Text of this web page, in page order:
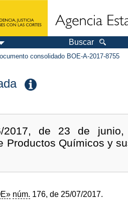
Buscar
consolidado BOE-A-2017-8755
2017, de 23 de
Productos Químicos y
núm. 176, de 25/07/2017.